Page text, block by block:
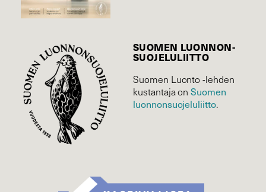
SUOMEN LUONNON­
SUOJELU­LIITTO
Suomen Luonto -lehden
kustantaja onSuomen
luonnonsuojelu­liitto.